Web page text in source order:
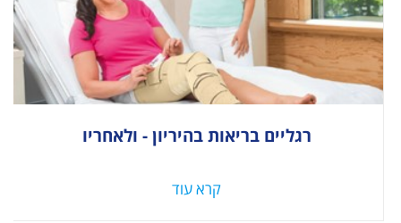
רגליים בריאות בהיריון - ולאחריו
קרא עוד